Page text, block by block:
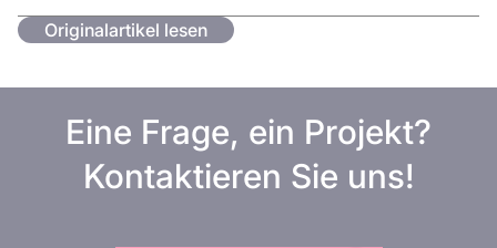
Originalartikel lesen
Eine Frage, ein Projekt?
Kontaktieren Sie uns!